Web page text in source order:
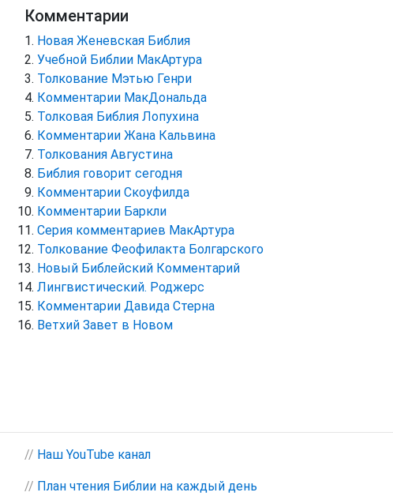
Комментарии
Новая Женевская Библия
Учебной Библии МакАртура
Толкование Мэтью Генри
Комментарии МакДональда
Толковая Библия Лопухина
Комментарии Жана Кальвина
Толкования Августина
Библия говорит сегодня
Комментарии Скоуфилда
Комментарии Баркли
Серия комментариев МакАртура
Толкование Феофилакта Болгарского
Новый Библейский Комментарий
Лингвистический. Роджерс
Комментарии Давида Стерна
Ветхий Завет в Новом
// Наш YouTube канал
// План чтения Библии на каждый день